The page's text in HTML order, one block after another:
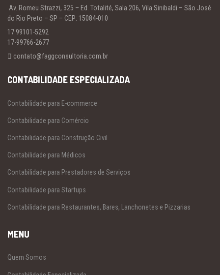
Av. Romeu Strazzi, 325 – Ed. Totalité, Sala 206, Vila Sinibaldi – São José
do Rio Preto – SP – CEP: 15084-010
17 99101-5292
17-99766-2677
contato@faggconsultoria.com.br
CONTABILIDADE ESPECIALIZADA
Contabilidade para E-commerce
Contabilidade para Comércio
Contabilidade para Construção Civil
Contabilidade para Médicos
Contabilidade para Prestadores de Serviços
Contabilidade para Startups
Contabilidade para Restaurantes, Bares, Lanchonetes e Pizzarias
MENU
Quem Somos